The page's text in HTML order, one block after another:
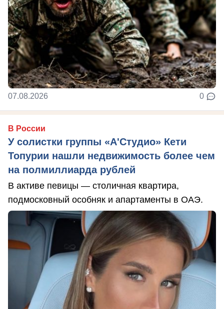
07.08.2026 0
В России
У солистки группы «А'Студио» Кети
Топурии нашли недвижимость более чем
на полмиллиарда рублей
В активе певицы — столичная квартира,
подмосковный особняк и апартаменты в ОАЭ.